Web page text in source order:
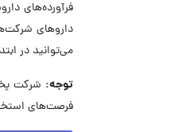
فرآورده‌های
داروهای
می‌توانید در
توجه:
فرصت‌های